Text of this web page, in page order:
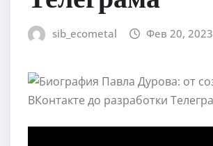
sib_ecometal Фев 20, 2023